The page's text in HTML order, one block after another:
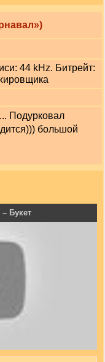
44 kHz. Битрейт:
Подурковал
большой
Букет